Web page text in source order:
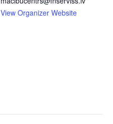
View Organizer Website